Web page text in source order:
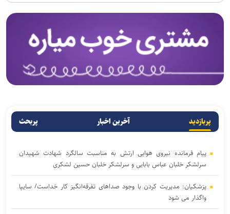
پربازدید آخرین اخبار پربحث
پیام فرمانده نیروی هوایی ارتش به مناسبت سالگرد شهادت شهیدان
سرلشکر خلبان عباس بابایی و سرلشکر خلبان حسین لشکری
پزشکیان: مدیریت کردن با وجود صداهای تفرقه‌انگیز کار خداست/ سایپا
واگذار می شود